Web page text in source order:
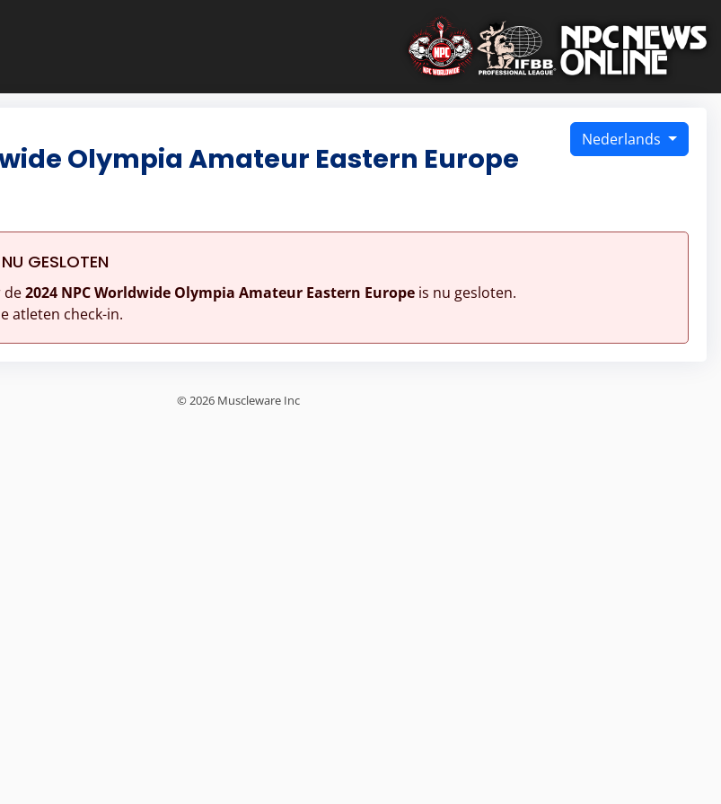
Nederlands
Olympia Amateur Eastern Europe
GESLOTEN
de2024 NPC Worldwide Olympia Amateur Eastern Europeis nu gesloten.
atleten check-in.
© 2026 Muscleware Inc